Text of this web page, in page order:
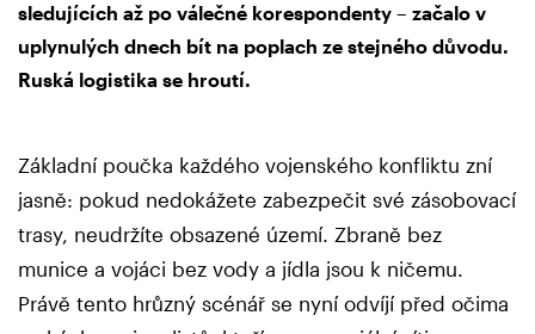
sledujících až po válečné korespondenty – začalo v
uplynulých dnech bít na poplach ze stejného důvodu.
Ruská logistika se hroutí.
Základní poučka každého vojenského konfliktu zní
jasně: pokud nedokážete zabezpečit své zásobovací
trasy, neudržíte obsazené území. Zbraně bez
munice a vojáci bez vody a jídla jsou k ničemu.
Právě tento hrůzný scénář se nyní odvíjí před očima